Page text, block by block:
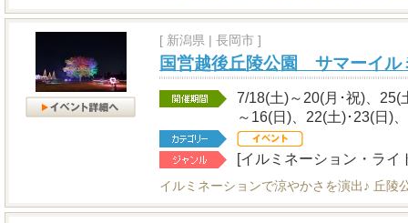
[ 新潟県 | 長岡市 ]
国営越後丘陵公園 サマーイル
7/18(土)～20(月･祝)、25(
～16(日)、22(土)･23(日)
[イルミネーション・ライ
イルミネーションで涼やかさを演出♪ 丘陵